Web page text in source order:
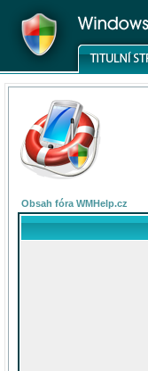
Obsah fóra WMHelp.cz